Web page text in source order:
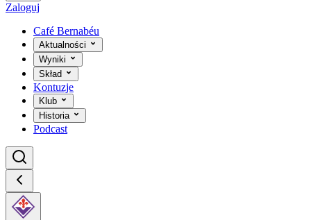
Zaloguj
Café Bernabéu
Aktualności
Wyniki
Skład
Kontuzje
Klub
Historia
Podcast